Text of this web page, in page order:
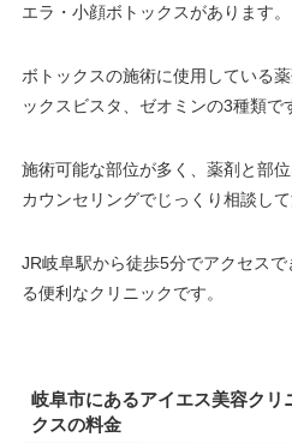
エラ・小顔ボトックスがあります。
ボトックスの施術に使用している
ックスビスタ、ゼオミンの3種類で
施術可能な部位が多く、薬剤と部
カウンセリングでじっくり相談して
JR岐阜駅から徒歩5分でアクセス
る便利なクリニックです。
岐阜市にあるアイエス美容クリ
クスの料金